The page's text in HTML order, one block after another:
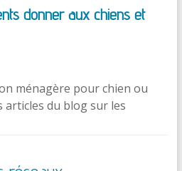
donner aux chiens et
ménagère pour chien ou
articles du blog sur les